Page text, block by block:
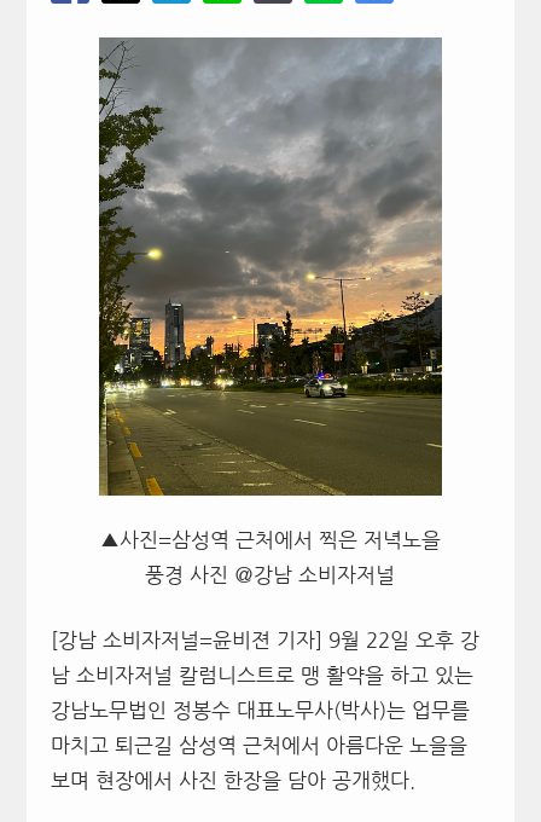
▲사진=삼성역 근처에서 찍은 저녁노을
풍경 사진 ＠강남 소비자저널
[강남 소비자저널=윤비젼 기자] 9월 22일 오후 강
남 소비자저널 칼럼니스트로 맹 활약을 하고 있는
강남노무법인 정봉수 대표노무사(박사)는 업무를
마치고 퇴근길 삼성역 근처에서 아름다운 노을을
보며 현장에서 사진 한장을 담아 공개했다.